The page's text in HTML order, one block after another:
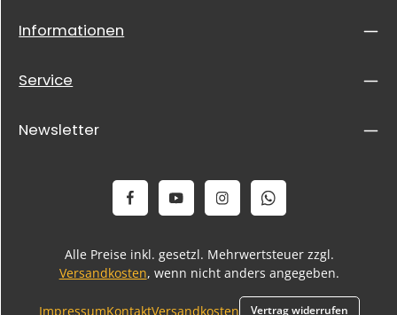
Informationen
Service
Newsletter
Alle Preise inkl. gesetzl. Mehrwertsteuer zzgl.
Versandkosten, wenn nicht anders angegeben.
ImpressumKontaktVersandkosten Vertrag widerrufen